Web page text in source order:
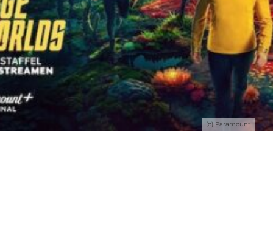
(c) Paramount